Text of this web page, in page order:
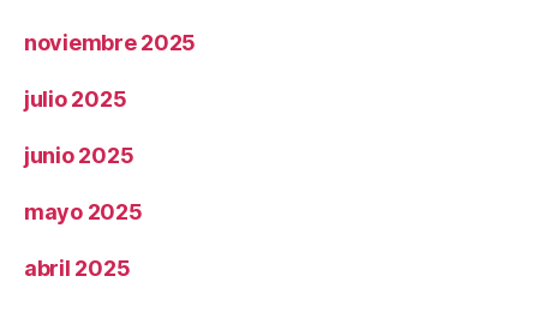
noviembre 2025
julio 2025
junio 2025
mayo 2025
abril 2025